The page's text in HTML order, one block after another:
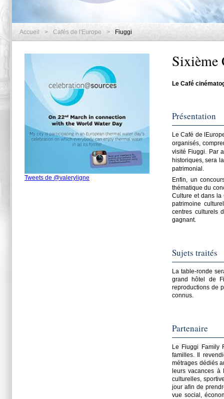
Accueil > Cafés de l'Europe > Fiuggi
Tweets de @valeryligne
Sixième
Le Café
Présentation
Le Café de
organisés,
visité Fiuggi. Par
historiques, sera
patrimonial.
Enfin, un
thématique du
Culture et dans la
patrimoine
centres culturels
gagnant.
Sujets traités
La table-ronde
grand hôtel de
reproductions de
connus.
Partenaire
Le Fiuggi Family
familles. Il
métrages dédiés
leurs vacances à
culturelles,
jour afin de
vue social,